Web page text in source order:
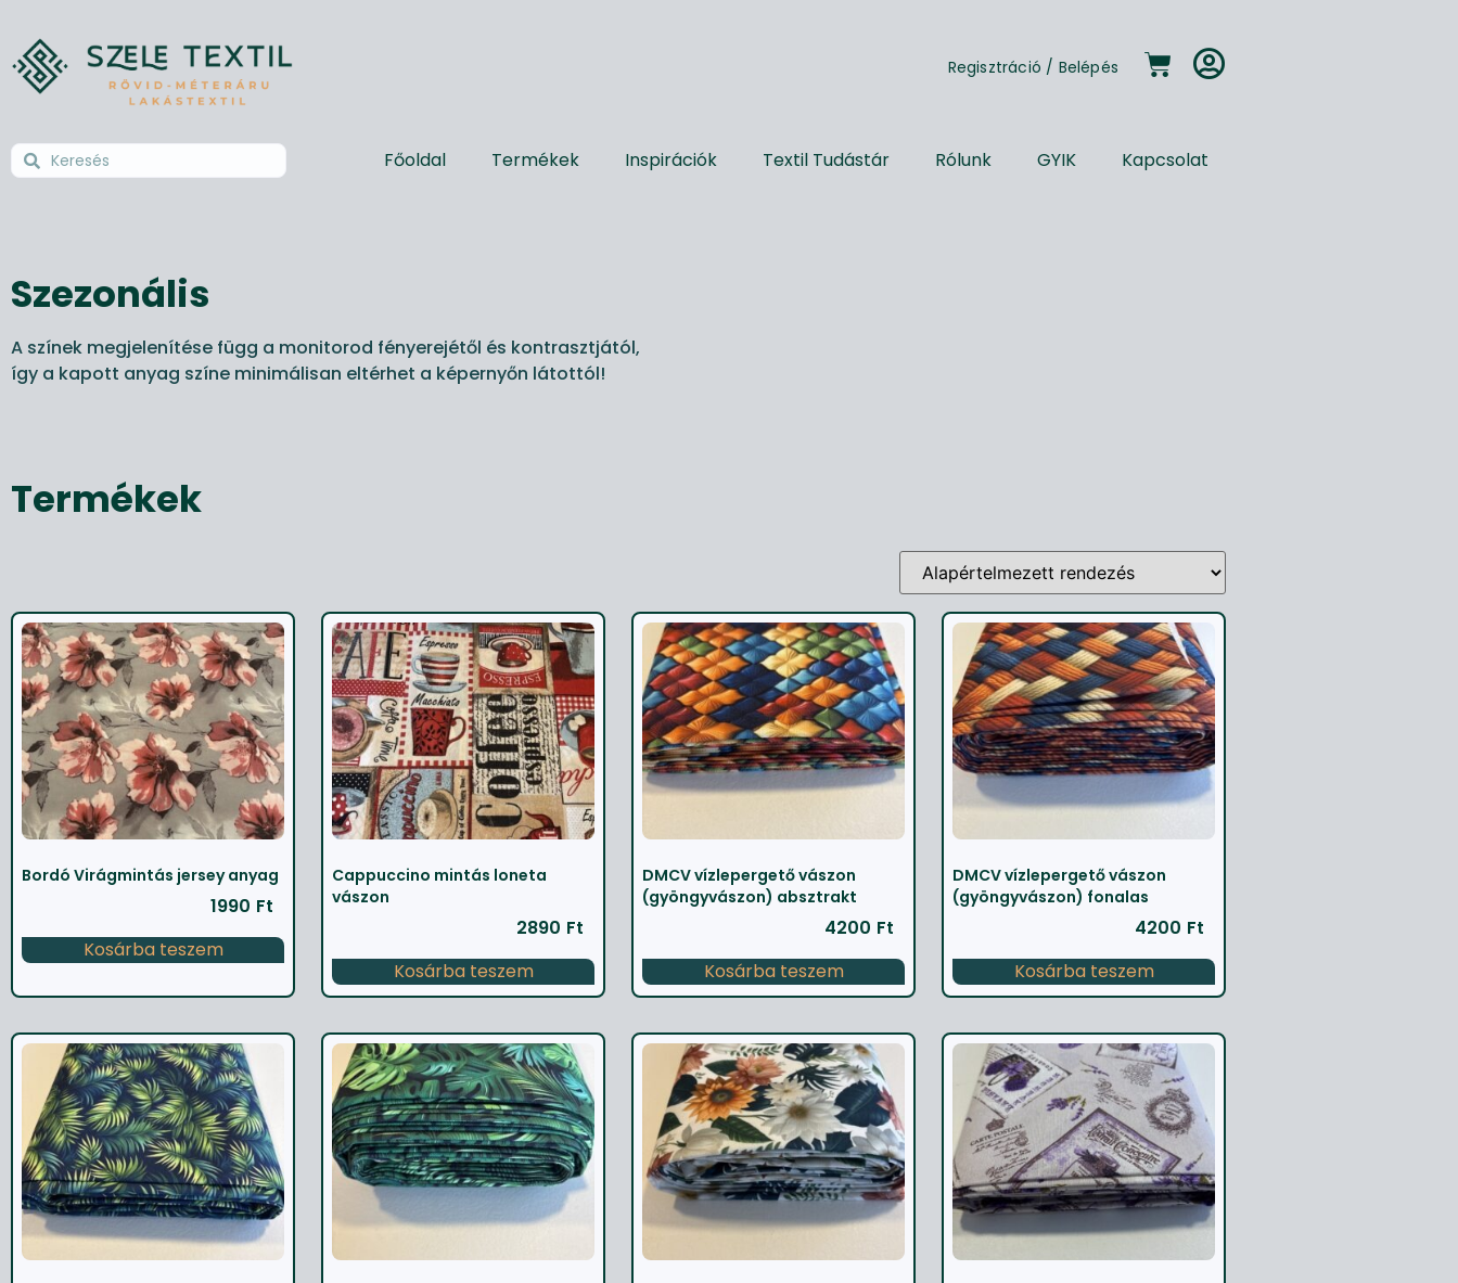
Regisztráció / Belépés
Főoldal Termékek Inspirációk Textil Tudástár Rólunk GYIK Kapcsolat
Szezonális
A színek megjelenítése függ a monitorod fényerejétől és kontrasztjától,
így a kapott anyag színe minimálisan eltérhet a képernyőn látottól!
Termékek
Bordó Virágmintás jersey anyag
1990 Ft
Kosárba teszem
Cappuccino mintás loneta
vászon
2890 Ft
Kosárba teszem
DMCV vízlepergető vászon
(gyöngyvászon) absztrakt
4200 Ft
Kosárba teszem
DMCV vízlepergető vászon
(gyöngyvászon) fonalas
4200 Ft
Kosárba teszem